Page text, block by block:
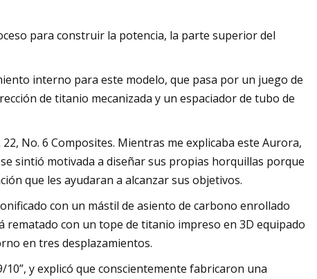
para construir la potencia, la parte superior del
interno para este modelo, que pasa por un juego de
de titanio mecanizada y un espaciador de tubo de
No. 6 Composites. Mientras me explicaba este Aurora,
sintió motivada a diseñar sus propias horquillas porque
que les ayudaran a alcanzar sus objetivos.
con un mástil de asiento de carbono enrollado
rematado con un tope de titanio impreso en 3D equipado
en tres desplazamientos.
y explicó que conscientemente fabricaron una